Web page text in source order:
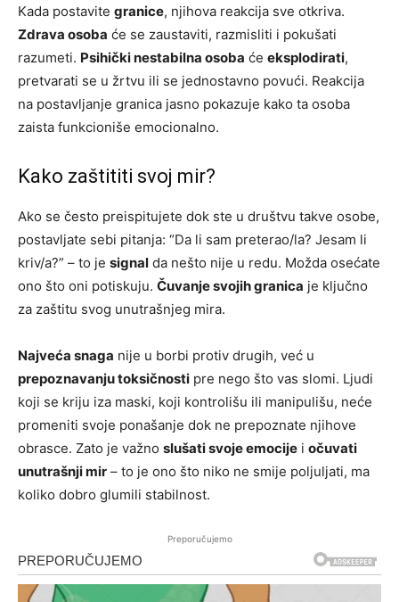
Kada postavite granice, njihova reakcija sve otkriva.
Zdrava osoba će se zaustaviti, razmisliti i pokušati
razumeti. Psihički nestabilna osoba će eksplodirati,
pretvarati se u žrtvu ili se jednostavno povući. Reakcija
na postavljanje granica jasno pokazuje kako ta osoba
zaista funkcioniše emocionalno.
Kako zaštititi svoj mir?
Ako se često preispitujete dok ste u društvu takve osobe,
postavljate sebi pitanja: “Da li sam preterao/la? Jesam li
kriv/a?” – to je signal da nešto nije u redu. Možda osećate
ono što oni potiskuju. Čuvanje svojih granica je ključno
za zaštitu svog unutrašnjeg mira.
Najveća snaga nije u borbi protiv drugih, već u
prepoznavanju toksičnosti pre nego što vas slomi. Ljudi
koji se kriju iza maski, koji kontrolišu ili manipulišu, neće
promeniti svoje ponašanje dok ne prepoznate njihove
obrasce. Zato je važno slušati svoje emocije i očuvati
unutrašnji mir – to je ono što niko ne smije poljuljati, ma
koliko dobro glumili stabilnost.
Preporučujemo